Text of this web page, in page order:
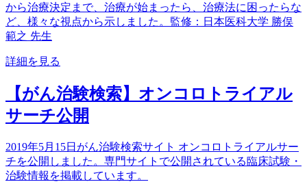
から治療決定まで、治療が始まったら、治療法に困ったらな
ど、様々な視点から示しました。監修：日本医科大学 勝俣
範之 先生
詳細を見る
【がん治験検索】オンコロトライアル
サーチ公開
2019年5月15日がん治験検索サイト オンコロトライアルサー
チを公開しました。専門サイトで公開されている臨床試験・
治験情報を掲載しています。